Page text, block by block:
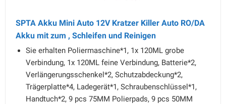
SPTA Akku Mini Auto 12V Kratzer Killer Auto RO/DA
Akku mit zum , Schleifen und Reinigen
Sie erhalten Poliermaschine*1, 1x 120ML grobe
Verbindung, 1x 120ML feine Verbindung, Batterie*2,
Verlängerungsschenkel*2, Schutzabdeckung*2,
Trägerplatte*4, Ladegerät*1, Schraubenschlüssel*1,
Handtuch*2, 9 pcs 75MM Polierpads, 9 pcs 50MM